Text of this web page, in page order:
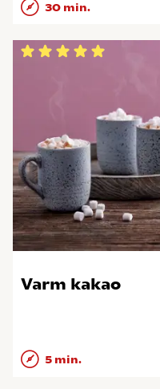
30 min.
Varm kakao
5 min.